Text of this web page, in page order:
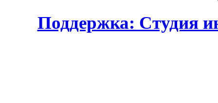
Поддержка: Студия